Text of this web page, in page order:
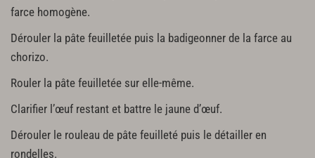
farce homogène.
Dérouler la pâte feuilletée puis la badigeonner de la farce au
chorizo.
Rouler la pâte feuilletée sur elle-même.
Clarifier l’œuf restant et battre le jaune d’œuf.
Dérouler le rouleau de pâte feuilleté puis le détailler en
rondelles.